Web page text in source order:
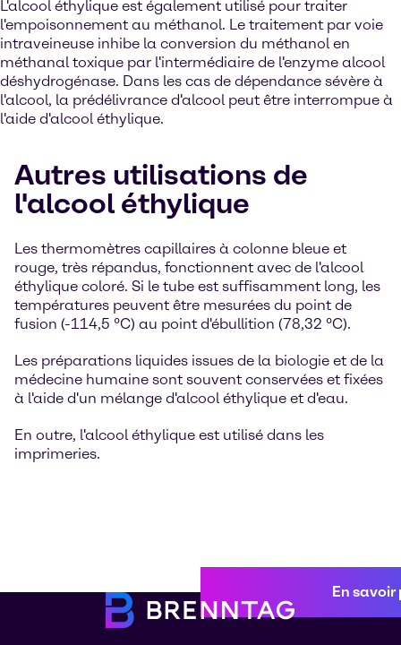
L'alcool éthylique est également utilisé pour traiter
l'empoisonnement au méthanol. Le traitement par voie
intraveineuse inhibe la conversion du méthanol en
méthanal toxique par l'intermédiaire de l'enzyme alcool
déshydrogénase. Dans les cas de dépendance sévère à
l'alcool, la prédélivrance d'alcool peut être interrompue à
l'aide d'alcool éthylique.
Autres utilisations de
l'alcool éthylique
Les thermomètres capillaires à colonne bleue et
rouge, très répandus, fonctionnent avec de l'alcool
éthylique coloré. Si le tube est suffisamment long, les
températures peuvent être mesurées du point de
fusion (-114,5 °C) au point d'ébullition (78,32 °C).
Les préparations liquides issues de la biologie et de la
médecine humaine sont souvent conservées et fixées
à l'aide d'un mélange d'alcool éthylique et d'eau.
En outre, l'alcool éthylique est utilisé dans les
imprimeries.
En savoir